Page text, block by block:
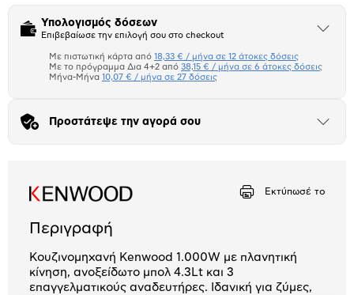
Υπολογισμός δόσεων
Επιβεβαίωσε την επιλογή σου στο checkout
Άνοιξε
Πιστωτική κάρτα
Μήνα Μήνα
Με πιστωτική κάρτα από 18,33 € / μήνα σε 12 άτοκες δόσεις
Με το πρόγραμμα Δια 4+2 από 38,15 € / μήνα σε 6 άτοκες δόσεις
Μήνα-Μήνα 10,07 € / μήνα σε 27 δόσεις
Προστάτεψε την αγορά σου
Άνοιξε
Εκτύπωσέ το
Περιγραφή
Κουζινομηχανή Kenwood 1.000W με πλανητική
κίνηση, ανοξείδωτο μπολ 4.3Lt και 3
επαγγελματικούς αναδευτήρες. Ιδανική για ζύμες,